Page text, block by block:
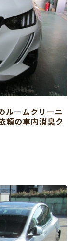
ルームクリーニ
頼の車内消臭ク